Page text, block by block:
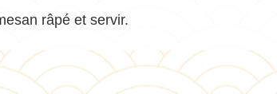
râpé et servir.